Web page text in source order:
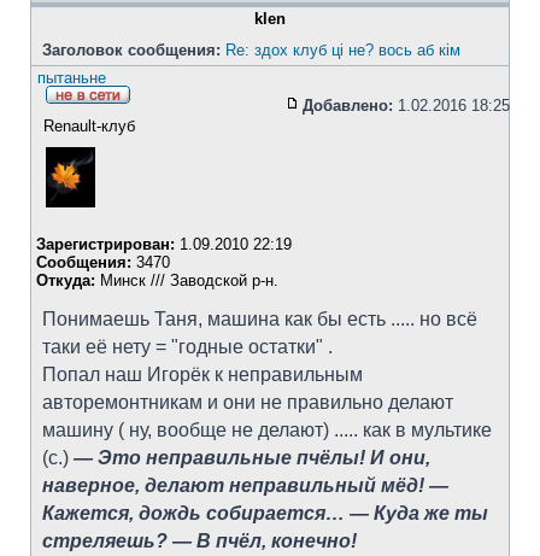
klen
Заголовок сообщения: Re: здох клуб ці не? вось аб кім
пытаньне
Добавлено: 1.02.2016 18:25
Renault-клуб
Зарегистрирован: 1.09.2010 22:19
Сообщения: 3470
Откуда: Минск /// Заводской р-н.
Понимаешь Таня, машина как бы есть ..... но всё
таки её нету = "годные остатки" .
Попал наш Игорёк к неправильным
авторемонтникам и они не правильно делают
машину ( ну, вообще не делают) ..... как в мультике
(с.) — Это неправильные пчёлы! И они,
наверное, делают неправильный мёд! —
Кажется, дождь собирается… — Куда же ты
стреляешь? — В пчёл, конечно!